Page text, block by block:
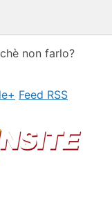
non farlo?
Feed RSS